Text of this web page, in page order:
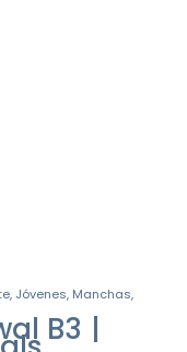
, Jóvenes, Manchas,
B3 |